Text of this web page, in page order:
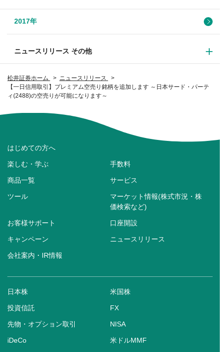
松井証券ホーム
ニュースリリース
【一日信用取引】プレミアム空売り銘柄を追加します ～日本サード・パーテ
ィ(2488)の空売りが可能になります～
2017年
ニュースリリース その他
はじめての方へ
楽しむ・学ぶ 手数料
商品一覧 サービス
ツール
マーケット情報(株式市況・株
価検索など)
お客様サポート 口座開設
キャンペーン ニュースリリース
会社案内・IR情報
日本株 米国株
投資信託 FX
先物・オプション取引 NISA
iDeCo 米ドルMMF